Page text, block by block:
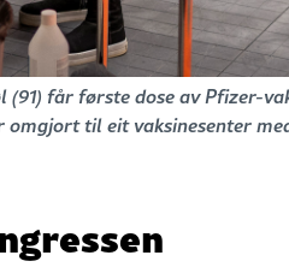
får første dose av Pfizer-
til eit vaksinesenter